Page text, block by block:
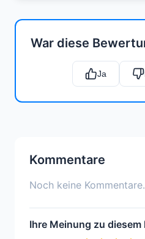
War diese
Ja
Kommentare
Noch keine
Ihre Meinung zu diesem